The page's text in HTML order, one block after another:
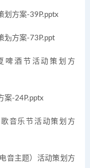
划方案-39P.pptx
划方案-73P.ppt
啤酒节活动策划方
案-24P.pptx
音乐节活动策划方
音主题）活动策划方